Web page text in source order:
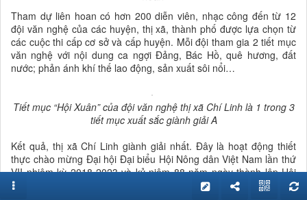
Tham dự liên hoan có hơn 200 diễn viên, nhạc công đến từ 12
đội văn nghệ của các huyện, thị xã, thành phố được lựa chọn từ
các cuộc thi cấp cơ sở và cấp huyện. Mỗi đội tham gia 2 tiết mục
văn nghệ với nội dung ca ngợi Đảng, Bác Hồ, quê hương, đất
nước; phản ánh khí thế lao động, sản xuất sôi nổi…
Tiết mục “Hội Xuân” của đội văn nghệ thị xã Chí Linh là 1 trong 3
tiết mục xuất sắc giành giải A
Kết quả, thị xã Chí Linh giành giải nhất. Đây là hoạt động thiết
thực chào mừng Đại hội Đại biểu Hội Nông dân Việt Nam lần thứ
VII nhiệm kỳ 2018-2023 và kỷ niệm 88 năm ngày thành lập Hội
Nông dân Việt Nam (14.10.1930-14.10.2018).